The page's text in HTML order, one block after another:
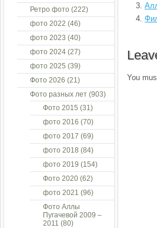
You
Ретро фото (222)
фото 2022 (46)
фото 2023 (40)
фото 2024 (27)
фото 2025 (39)
Фото 2026 (21)
Фото разных лет (903)
Фото 2015 (31)
фото 2016 (70)
фото 2017 (69)
фото 2018 (84)
фото 2019 (154)
Фото 2020 (62)
фото 2021 (96)
Фото Аллы
Пугачевой 2009 –
2011 (80)